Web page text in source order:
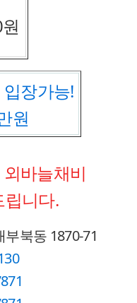
장가능!
원
바늘채비
립니다.
북동 1870-71